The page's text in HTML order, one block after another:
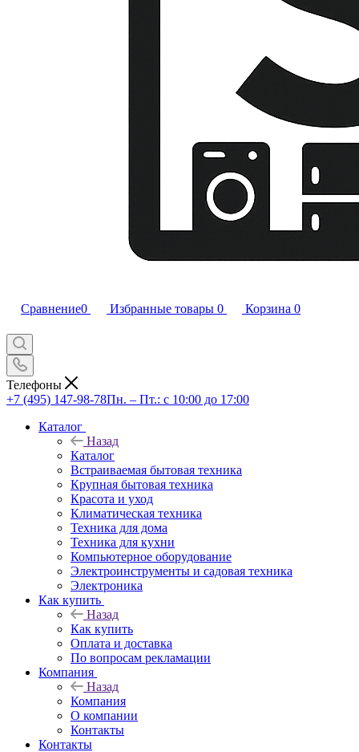
Сравнение0 Избранные товары 0 Корзина 0
Телефоны
+7 (495) 147-98-78Пн. – Пт.: с 10:00 до 17:00
Каталог
Назад
Каталог
Встраиваемая бытовая техника
Крупная бытовая техника
Красота и уход
Климатическая техника
Техника для дома
Техника для кухни
Компьютерное оборудование
Электроинструменты и садовая техника
Электроника
Как купить
Назад
Как купить
Оплата и доставка
По вопросам рекламации
Компания
Назад
Компания
О компании
Контакты
Контакты